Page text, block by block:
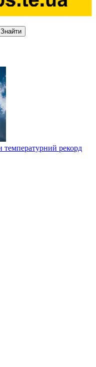
Знайти
температурний рекорд